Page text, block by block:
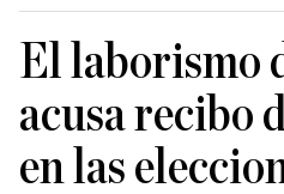
El laborismo
acusa recibo
en las